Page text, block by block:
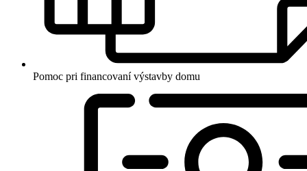
Pomoc pri financovaní výstavby domu